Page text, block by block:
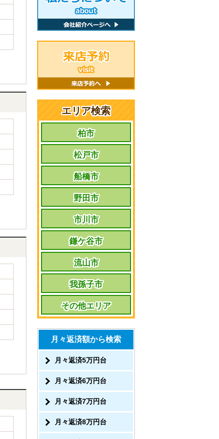
エリア検索
柏市
松戸市
船橋市
野田市
市川市
鎌ケ谷市
流山市
我孫子市
その他エリア
月々返済額から検索
月々返済5万円台
月々返済6万円台
月々返済7万円台
月々返済8万円台